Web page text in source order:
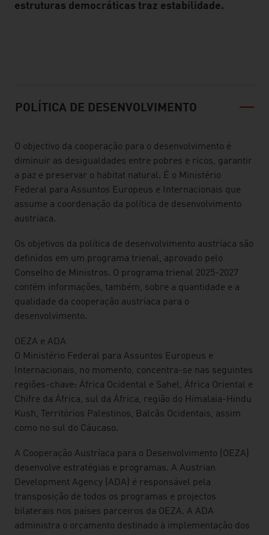
estruturas democráticas traz estabilidade.
POLÍTICA DE DESENVOLVIMENTO
O objectivo da cooperação para o desenvolvimento é
diminuir as desigualdades entre pobres e ricos, garantir
a paz e preservar o habitat natural. É o Ministério
Federal para Assuntos Europeus e Internacionais que
assume a coordenação da política de desenvolvimento
austríaca.
Os objetivos da política de desenvolvimento austríaca são
definidos em um programa trienal, aprovado pelo
Conselho de Ministros. O programa trienal 2025-2027
contém informações, também, sobre a quantidade e a
qualidade da cooperação austríaca para o
desenvolvimento.
OEZA e ADA
O Ministério Federal para Assuntos Europeus e
Internacionais, no momento, concentra-se nas seguintes
regiões-chave: África Ocidental e Sahel, África Oriental e
Chifre da África, sul da África, região do Himalaia-Hindu
Kush, Territórios Palestinos, Balcãs Ocidentais, assim
como no sul do Cáucaso.
A Cooperação Austríaca para o Desenvolvimento (OEZA)
desenvolve estratégias e programas. A Austrian
Development Agency (ADA) é responsável pela
transposição de todos os programas e projectos
bilaterais nos países parceiros da OEZA. A ADA
administra o orçamento destinado à implementação dos